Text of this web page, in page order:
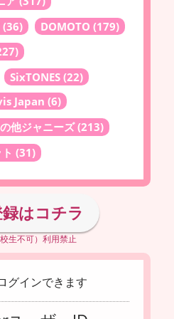
(36) DOMOTO (179)
SixTONES (22)
Japan (6)
他ジャニーズ(213)
(31)
はコチラ
生不可）利用禁止
グインできます